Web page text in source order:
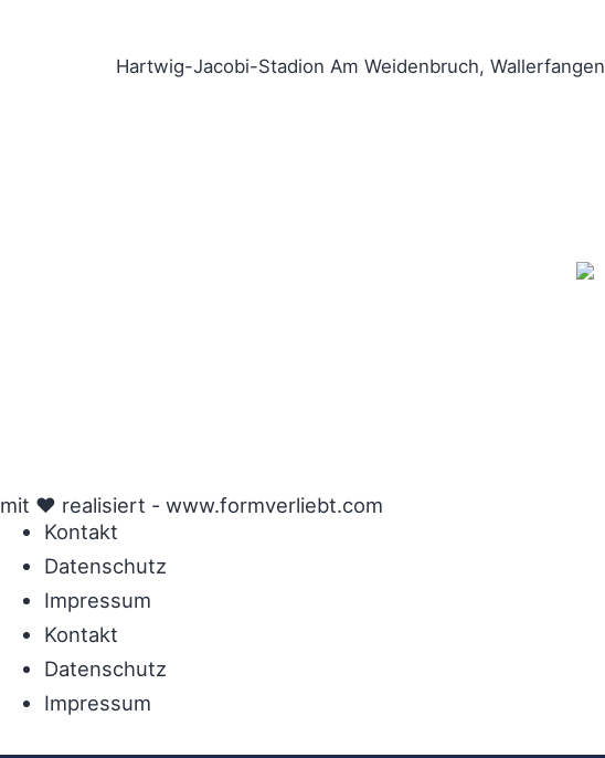
Hartwig-Jacobi-Stadion Am Weidenbruch, Wallerfangen
mit ♥ realisiert - www.formverliebt.com
Kontakt
Datenschutz
Impressum
Kontakt
Datenschutz
Impressum